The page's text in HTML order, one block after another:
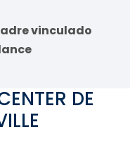
vinculado
DE